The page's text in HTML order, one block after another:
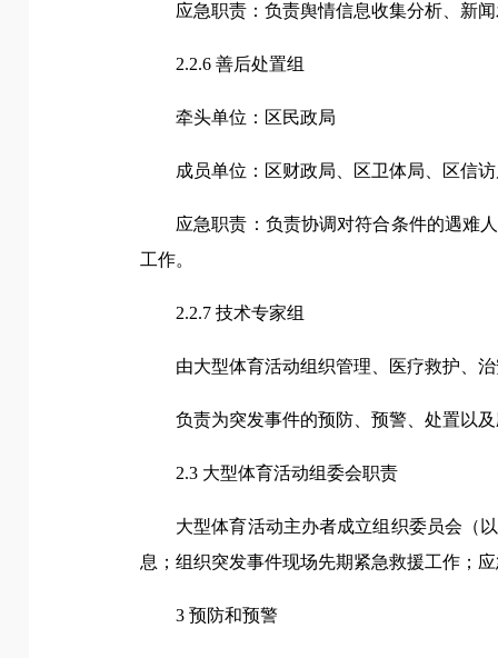
应急职责：负责舆情信息收集分析、新
2.2.6 善后处置组
牵头单位：区民政局
成员单位：区财政局、区卫体局、区信
应急职责：负责协调对符合条件的遇难
工作。
2.2.7 技术专家组
由大型体育活动组织管理、医疗救护、
负责为突发事件的预防、预警、处置以
2.3 大型体育活动组委会职责
大型体育活动主办者成立组织委员会（
息；组织突发事件现场先期紧急救援工作；
3 预防和预警